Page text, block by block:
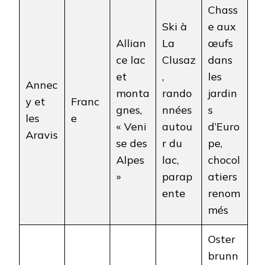
Annec
y et
les
Aravis
Franc
e
Allian
ce lac
et
monta
gnes,
« Veni
se des
Alpes
»
Ski à
La
Clusaz
,
rando
nnées
autou
r du
lac,
parap
ente
Chass
e aux
œufs
dans
les
jardin
s
d’Euro
pe,
chocol
atiers
renom
més
Oster
brunn